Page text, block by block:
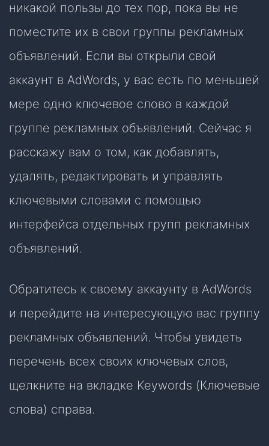
никакой пользы до тех пор, пока вы не
поместите их в свои группы рекламных
объявлений. Если вы открыли свой
аккаунт в AdWords, у вас есть по меньшей
мере одно ключевое слово в каждой
группе рекламных объявлений. Сейчас я
расскажу вам о том, как добавлять,
удалять, редактировать и управлять
ключевыми словами с помощью
интерфейса отдельных групп рекламных
объявлений.
Обратитесь к своему аккаунту в AdWords
и перейдите на интересующую вас группу
рекламных объявлений. Чтобы увидеть
перечень всех своих ключевых слов,
щелкните на вкладке Keywords (Ключевые
слова) справа.